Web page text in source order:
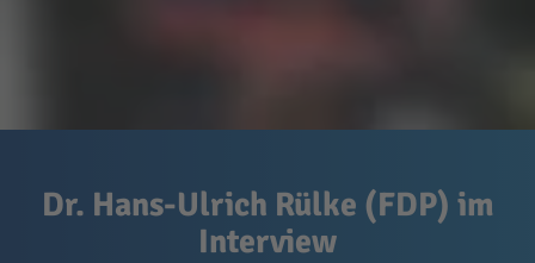
Dr. Hans-Ulrich Rülke (FDP) im
Interview